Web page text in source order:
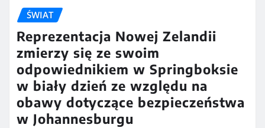
ŚWIAT
Reprezentacja Nowej Zelandii
zmierzy się ze swoim
odpowiednikiem w Springboksie
w biały dzień ze względu na
obawy dotyczące bezpieczeństwa
w Johannesburgu